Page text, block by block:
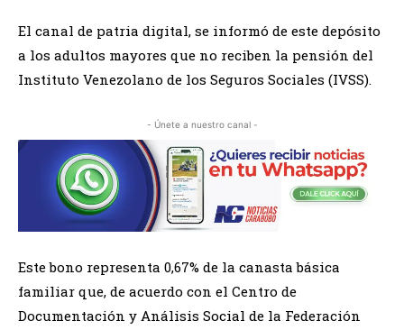
El canal de patria digital, se informó de este depósito
a los adultos mayores que no reciben la pensión del
Instituto Venezolano de los Seguros Sociales (IVSS).
- Únete a nuestro canal -
Este bono representa 0,67% de la canasta básica
familiar que, de acuerdo con el Centro de
Documentación y Análisis Social de la Federación